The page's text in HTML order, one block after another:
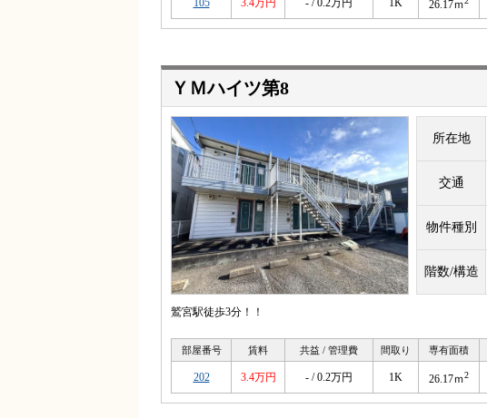
105 3.4万円 - / 0.2万円 1K 26.17ｍ
ＹＭハイツ第8
所在地
交通
物件種別
階数/構造
鷲宮駅徒歩3分！！
部屋番号 賃料 共益 / 管理費 間取り 専有面積
202 3.4万円 - / 0.2万円 1K 26.17ｍ2